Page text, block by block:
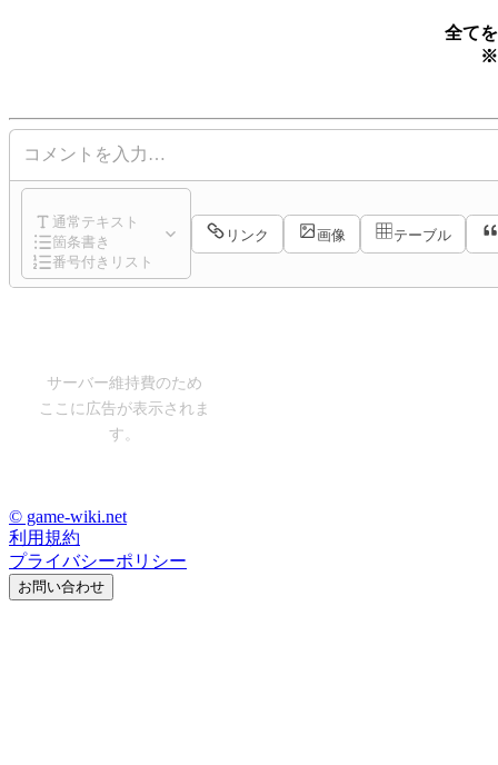
全て
※
コメントを入力…
通常テキスト
箇条書き
番号付きリスト
リンク 画像 テーブル
サーバー維持費のため
ここに広告が表示されま
す。
© game-wiki.net
利用規約
プライバシーポリシー
お問い合わせ